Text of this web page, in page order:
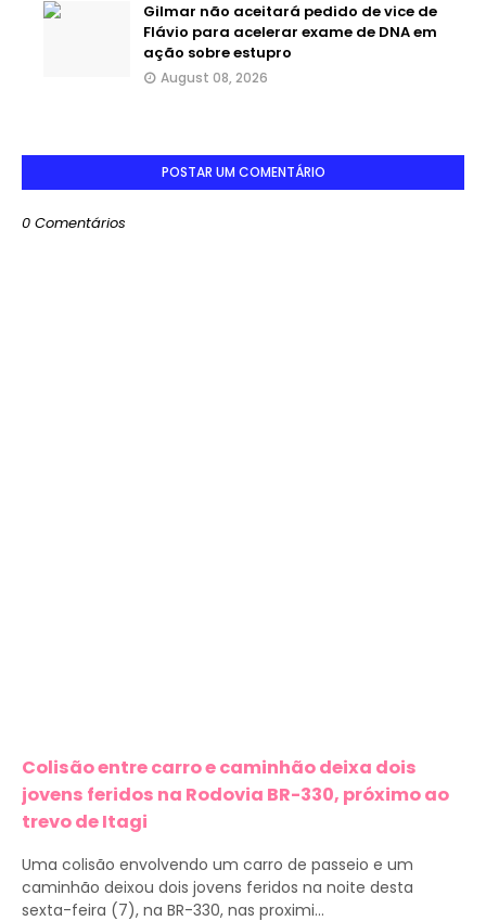
Gilmar não aceitará pedido de vice de
Flávio para acelerar exame de DNA em
ação sobre estupro
August 08, 2026
POSTAR UM COMENTÁRIO
0 Comentários
Colisão entre carro e caminhão deixa dois
jovens feridos na Rodovia BR-330, próximo ao
trevo de Itagi
Uma colisão envolvendo um carro de passeio e um
caminhão deixou dois jovens feridos na noite desta
sexta-feira (7), na BR-330, nas proximi...